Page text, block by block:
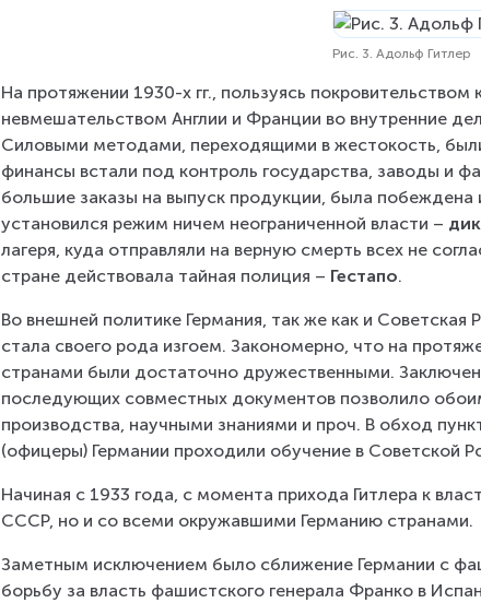
Рис. 3. Адольф Гитлер
На протяжении 1930-х гг., пользуясь
невмешательством Англии и Франции во внутренние
Силовыми методами, переходящими в жестокость,
финансы встали под контроль государства, заводы и
большие заказы на выпуск продукции, была
установился режим ничем неограниченной власти –
лагеря, куда отправляли на верную смерть всех не
стране действовала тайная полиция – Гестапо.
Во внешней политике Германия, так же как и
стала своего рода изгоем. Закономерно, что на
странами были достаточно дружественными.
последующих совместных документов позволило
производства, научными знаниями и проч. В обход
(офицеры) Германии проходили обучение в Советской
Начиная с 1933 года, с момента прихода Гитлера к
СССР, но и со всеми окружавшими Германию странами.
Заметным исключением было сближение Германии с
борьбу за власть фашистского генерала Франко в